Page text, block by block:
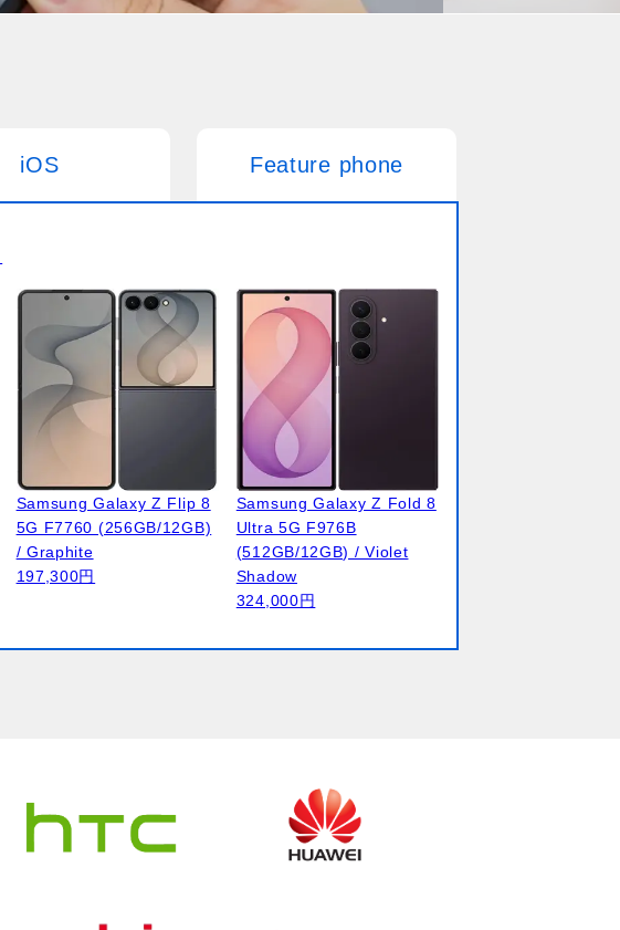
iOS Feature phone
Samsung Galaxy Z Flip 8
5G F7760 (256GB/12GB)
/ Graphite
197,300円
Samsung Galaxy Z Fold 8
Ultra 5G F976B
(512GB/12GB) / Violet
Shadow
324,000円